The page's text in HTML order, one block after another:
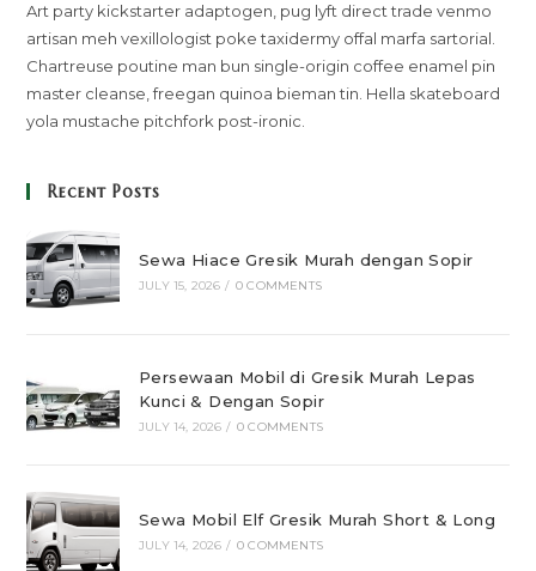
Art party kickstarter adaptogen, pug lyft direct trade venmo
artisan meh vexillologist poke taxidermy offal marfa sartorial.
Chartreuse poutine man bun single-origin coffee enamel pin
master cleanse, freegan quinoa bieman tin. Hella skateboard
yola mustache pitchfork post-ironic.
Recent Posts
Sewa Hiace Gresik Murah dengan Sopir
JULY 15, 2026 / 0 COMMENTS
Persewaan Mobil di Gresik Murah Lepas
Kunci & Dengan Sopir
JULY 14, 2026 / 0 COMMENTS
Sewa Mobil Elf Gresik Murah Short & Long
JULY 14, 2026 / 0 COMMENTS